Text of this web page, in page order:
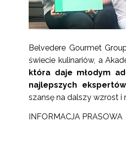
Belvedere Gourmet
świecie kulinariów, a
która daje młodym
najlepszych
szansę na dalszy wzrost i
INFORMACJA PRASOWA